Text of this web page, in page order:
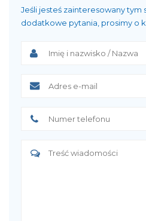
Jeśli jesteś zainteresowany tym
dodatkowe pytania, prosimy o